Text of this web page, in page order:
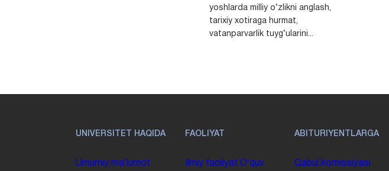
yoshlarda milliy o‘zlikni anglash,
tarixiy xotiraga hurmat,
vatanparvarlik tuyg‘ularini...
UNIVERSITET HAQIDA
Umumiy maʼlumot
FAOLIYAT
Ilmiy faoliyat Oʻquv
ABITURIYENTLARGA
Qabul komissiyasi